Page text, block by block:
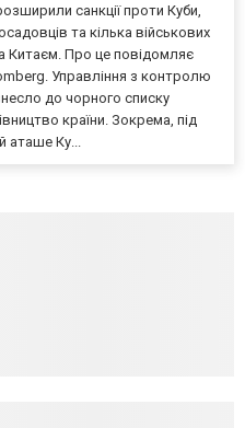
санкції проти Куби,
та кілька військових
Китаєм. Про це повідомляє
Управління з контролю
до чорного списку
країни. Зокрема, під
Ку...